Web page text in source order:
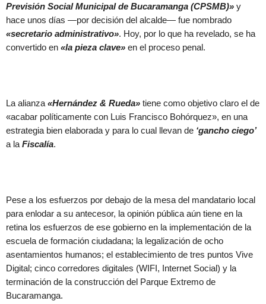
Previsión Social Municipal de Bucaramanga (CPSMB)» y
hace unos días —por decisión del alcalde— fue nombrado
«secretario administrativo». Hoy, por lo que ha revelado, se ha
convertido en «la pieza clave» en el proceso penal.
La alianza «Hernández & Rueda» tiene como objetivo claro el de
«acabar políticamente con Luis Francisco Bohórquez», en una
estrategia bien elaborada y para lo cual llevan de ‘gancho ciego’
a la Fiscalía.
Pese a los esfuerzos por debajo de la mesa del mandatario local
para enlodar a su antecesor, la opinión pública aún tiene en la
retina los esfuerzos de ese gobierno en la implementación de la
escuela de formación ciudadana; la legalización de ocho
asentamientos humanos; el establecimiento de tres puntos Vive
Digital; cinco corredores digitales (WIFI, Internet Social) y la
terminación de la construcción del Parque Extremo de
Bucaramanga.